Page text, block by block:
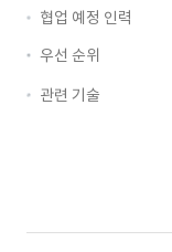
협업 예정 인력
우선 순위
관련 기술